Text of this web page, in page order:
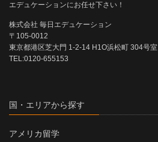
エデュケーションにお任せ下さい！
株式会社 毎日エデュケーション
〒105-0012
東京都港区芝大門 1-2-14 H1O浜松町 304号室
TEL:0120-655153
国・エリアから探す
アメリカ留学